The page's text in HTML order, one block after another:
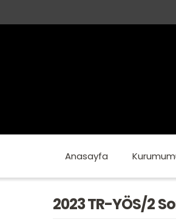
Anasayfa
2023 TR-YÖS/2